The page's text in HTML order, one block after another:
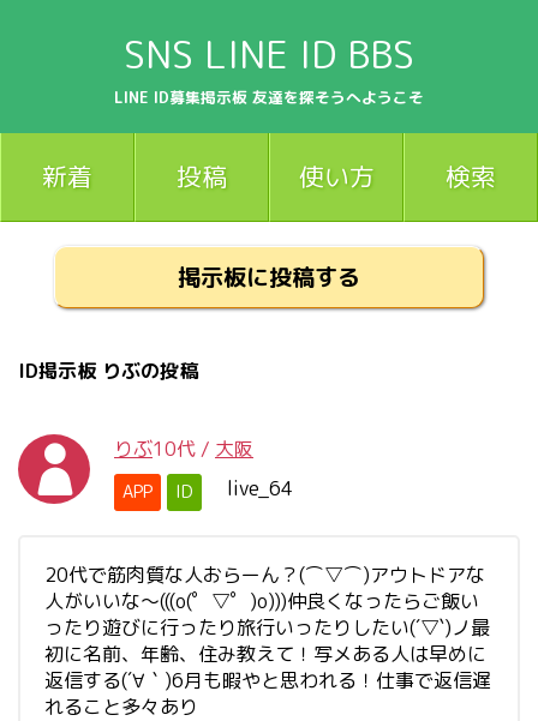
SNS LINE ID BBS
LINE ID募集掲示板 友達を探そうへようこそ
新着 投稿 使い方 検索
掲示板に投稿する
ID掲示板 りぶの投稿
りぶ10代 / 大阪
APP ID live_64
20代で筋肉質な人おらーん？(⌒▽⌒)アウトドアな
人がいいな〜(((o(゜▽゜)o)))仲良くなったらご飯い
ったり遊びに行ったり旅行いったりしたい(´▽`)ノ最
初に名前、年齢、住み教えて！写メある人は早めに
返信する(´∀｀)6月も暇やと思われる！仕事で返信遅
れること多々あり